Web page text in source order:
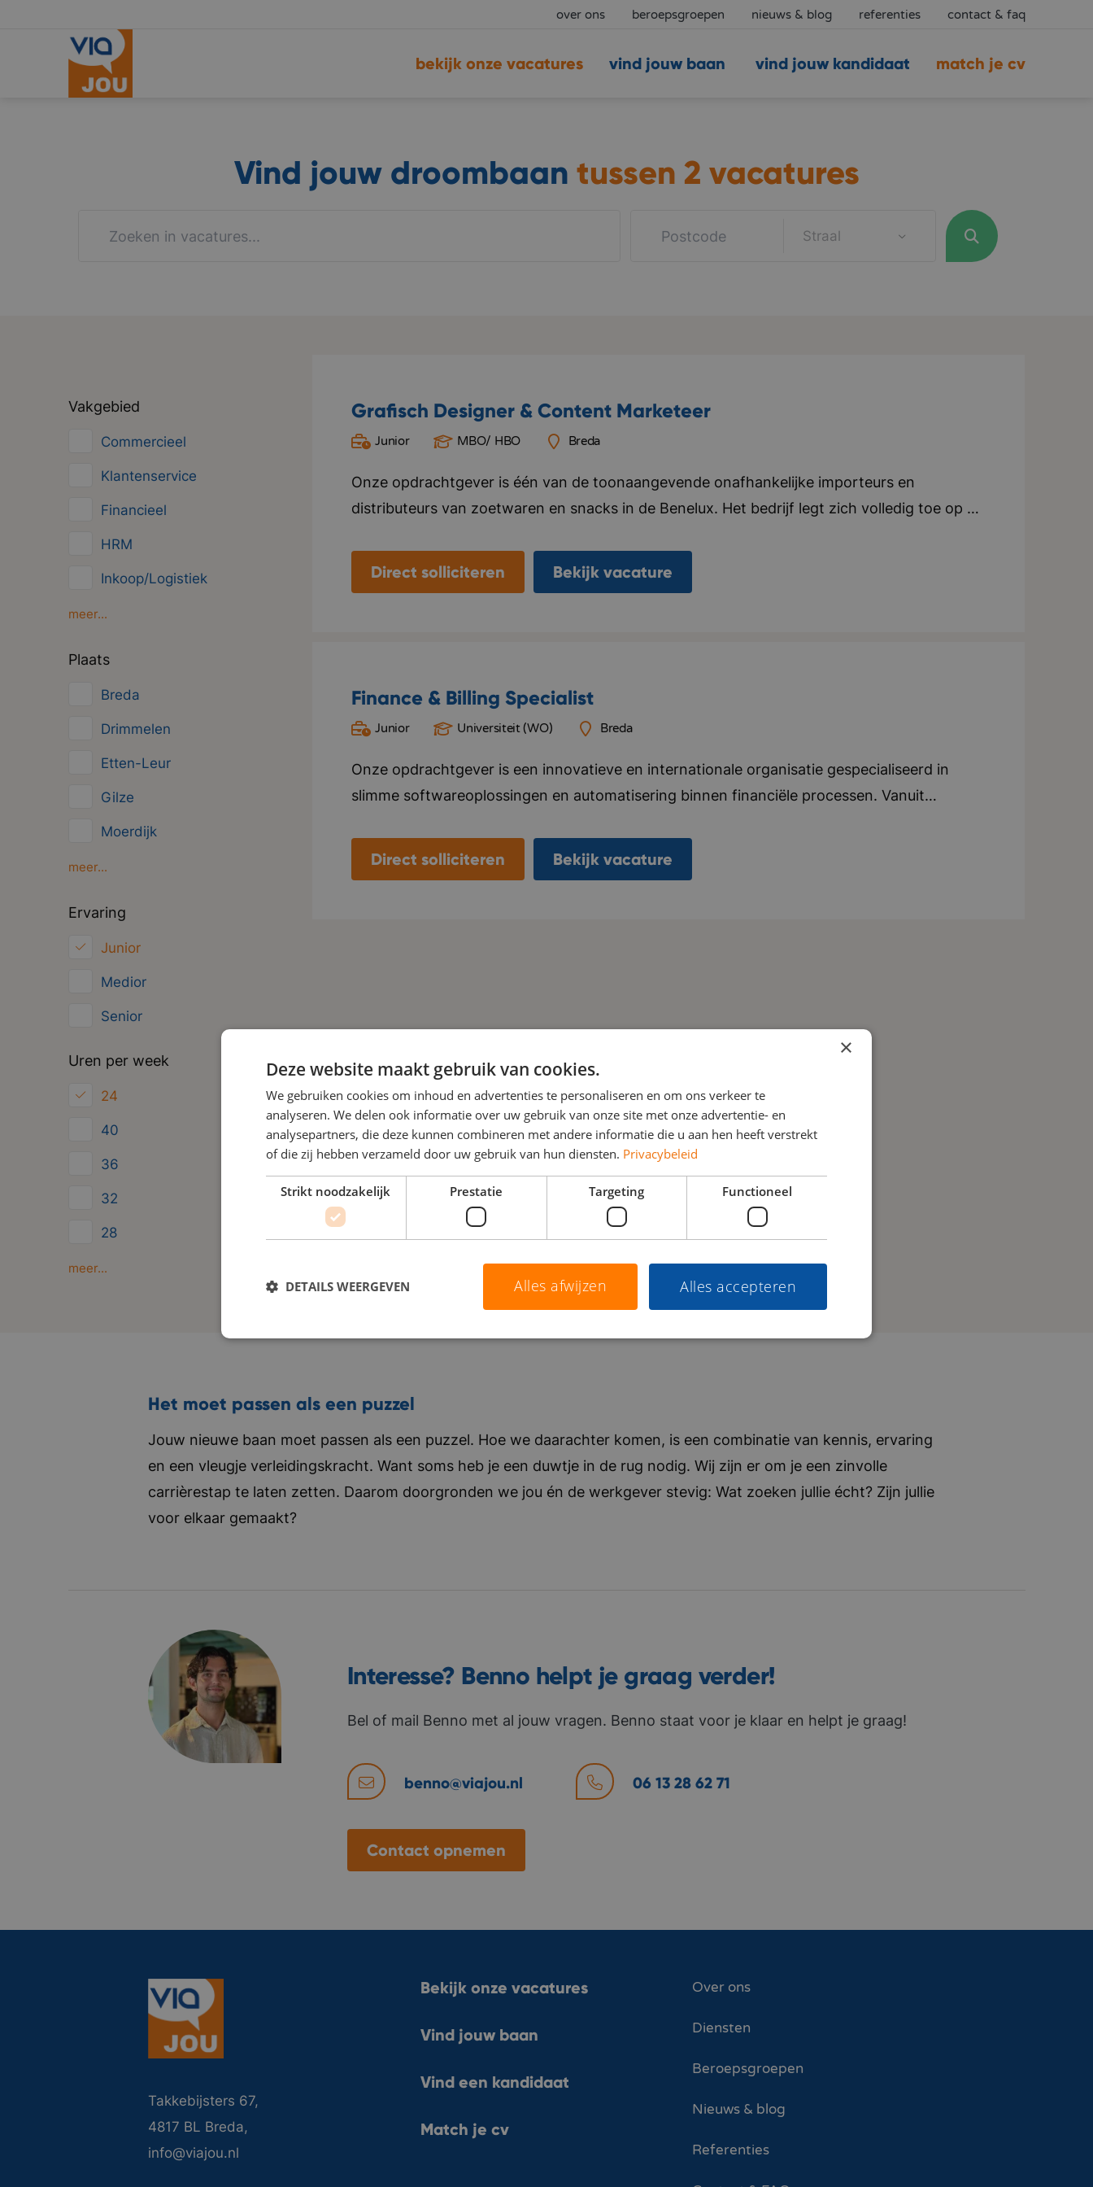
over ons beroepsgroepen nieuws & blog referenties contact & faq
match je cv
vind jouw baan vind jouw kandidaat
bekijk onze vacatures
Vind jouw droombaan tussen 2 vacatures
Straal
Vakgebied
Commercieel
Klantenservice
Financieel
HRM
Inkoop/Logistiek
Marketing
meer...
Plaats
Breda
Drimmelen
Etten-Leur
Gilze
Moerdijk
Oosterhout
meer...
Ervaring
Junior
Medior
Senior
Uren per week
24
40
36
32
28
Minder dan 24
meer...
Grafisch Designer & Content Marketeer
Junior MBO/ HBO Breda
Onze opdrachtgever is één van de toonaangevende onafhankelijke importeurs en
distributeurs van zoetwaren en snacks in de Benelux. Het bedrijf legt zich volledig toe op de
komt terecht in een klein, hecht team waar collegialiteit hoog in het vaandel staat.
Direct solliciteren Bekijk vacature
Finance & Billing Specialist
Junior Universiteit (WO) Breda
Onze opdrachtgever is een innovatieve en internationale organisatie gespecialiseerd in
slimme softwareoplossingen en automatisering binnen financiële processen. Vanuit
ondernemende en moderne werkomgeving waar technologie, efficiëntie en continue
woorden: innovatief, ambitieus, internationaal, ondernemend, vooruitstrevend
Direct solliciteren Bekijk vacature
Het moet passen als een puzzel
Jouw nieuwe baan moet passen als een puzzel. Hoe we daarachter komen, is een combinatie van kennis, ervaring
en een vleugje verleidingskracht. Want soms heb je een duwtje in de rug nodig. Wij zijn er om je een zinvolle
carrièrestap te laten zetten. Daarom doorgronden we jou én de werkgever stevig: Wat zoeken jullie écht? Zijn jullie
voor elkaar gemaakt?
Interesse? Benno helpt je graag verder!
Bel of mail Benno met al jouw vragen. Benno staat voor je klaar en helpt je graag!
benno@viajou.nl 06 13 28 62 71
Contact opnemen
Takkebijsters 67,
4817 BL Breda,
info@viajou.nl
Bekijk onze vacatures
Vind jouw baan
Vind een kandidaat
Match je cv
Over ons
Diensten
Beroepsgroepen
Nieuws & blog
Referenties
×
Deze website maakt gebruik van cookies.
We gebruiken cookies om inhoud en advertenties te personaliseren en om ons verkeer te
analyseren. We delen ook informatie over uw gebruik van onze site met onze advertentie- en
analysepartners, die deze kunnen combineren met andere informatie die u aan hen heeft verstrekt
of die zij hebben verzameld door uw gebruik van hun diensten. Privacybeleid
Strikt noodzakelijk Prestatie Targeting Functioneel
Alles accepteren
Alles afwijzen
DETAILS WEERGEVEN